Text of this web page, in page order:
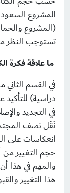
المشروع
(المشروع
تستوجب النظر
ما علاقة فكرة
في القسم الثاني
دراسية)
في التجديد
نَقَل نصف
انعكاسات على
حجم التغيير من
والمهم في هذا
هذا التغيير